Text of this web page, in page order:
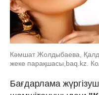
Кәмшат Жолдыбаева,
жеке парақшасы,baq.kz.
Бағдарлама